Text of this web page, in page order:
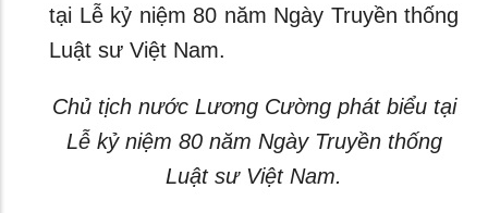
Chủ tịch nước Lương Cường phát biểu tại
Lễ kỷ niệm 80 năm Ngày Truyền thống
Luật sư Việt Nam.